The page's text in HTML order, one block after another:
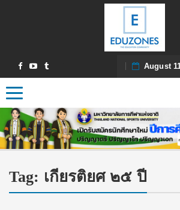
August
Toggle navigation
Tag: เกียรติยศ ๒๕ ปี